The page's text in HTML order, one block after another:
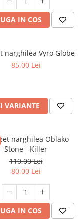
IN COS
narghilea Vyro Globe
85,00 Lei
VARIANTE
narghilea Oblako
Stone - Killer
110,00 Lei
80,00 Lei
IN COS